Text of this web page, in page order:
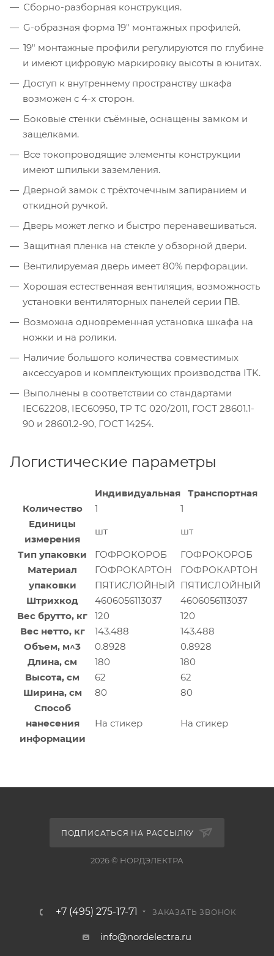
Сборно-разборная конструкция.
G-образная форма 19" монтажных профилей.
19" монтажные профили регулируются по глубине
и имеют цифровую маркировку высоты в юнитах.
Доступ к внутреннему пространству шкафа
возможен с 4-х сторон.
Боковые стенки съёмные, оснащены замком и
защелками.
Все токопроводящие элементы конструкции
имеют шпильки заземления.
Дверной замок с трёхточечным запиранием и
откидной ручкой.
Дверь может легко и быстро перенавешиваться.
Защитная пленка на стекле у обзорной двери.
Вентилируемая дверь имеет 80% перфорации.
Хорошая естественная вентиляция, возможность
установки вентиляторных панелей серии ПВ.
Возможна одновременная установка шкафа на
ножки и на ролики.
Наличие большого количества совместимых
аксессуаров и комплектующих производства ITK.
Выполнены в соответствии со стандартами
IEC62208, IEC60950, ТР ТС 020/2011, ГОСТ 28601.1-
90 и 28601.2-90, ГОСТ 14254.
Логистические параметры
Индивидуальная
Транспортная
Количество
1
1
Единицы
измерения
шт
шт
Тип упаковки
ГОФРОКОРОБ
ГОФРОКОРОБ
Материал
упаковки
ГОФРОКАРТОН
ПЯТИСЛОЙНЫЙ
ГОФРОКАРТОН
ПЯТИСЛОЙНЫЙ
Штрихкод
4606056113037
4606056113037
Вес брутто, кг
120
120
Вес нетто, кг
143.488
143.488
Объем, м^3
0.8928
0.8928
Длина, см
180
180
Высота, см
62
62
Ширина, см
80
80
Способ
нанесения
информации
На стикер На стикер
ПОДПИСАТЬСЯ НА РАССЫЛКУ
2026 © НОРДЭЛЕКТРА
+7 (495) 275-17-71 ЗАКАЗАТЬ ЗВОНОК
info@nordelectra.ru